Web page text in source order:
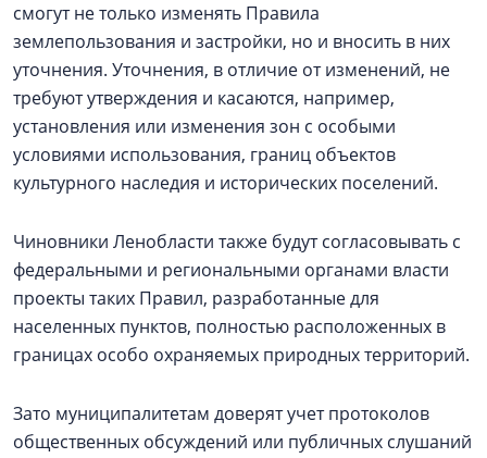
смогут не только изменять Правила
землепользования и застройки, но и вносить в них
уточнения. Уточнения, в отличие от изменений, не
требуют утверждения и касаются, например,
установления или изменения зон с особыми
условиями использования, границ объектов
культурного наследия и исторических поселений.
Чиновники Ленобласти также будут согласовывать с
федеральными и региональными органами власти
проекты таких Правил, разработанные для
населенных пунктов, полностью расположенных в
границах особо охраняемых природных территорий.
Зато муниципалитетам доверят учет протоколов
общественных обсуждений или публичных слушаний